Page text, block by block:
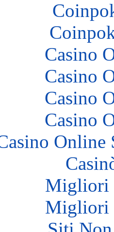
Casino
Casino
Casino
Casino
Migliori
Migliori